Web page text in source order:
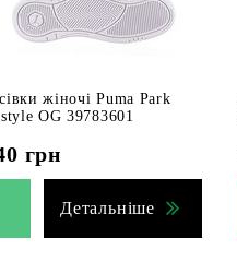
жіночі Puma Park
OG 39783601
грн
Детальніше